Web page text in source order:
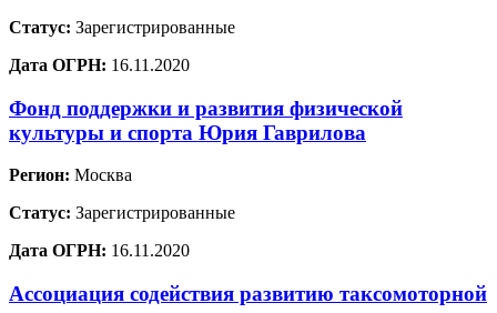
Статус: Зарегистрированные
Дата ОГРН: 16.11.2020
Фонд поддержки и развития физической
культуры и спорта Юрия Гаврилова
Регион: Москва
Статус: Зарегистрированные
Дата ОГРН: 16.11.2020
Ассоциация содействия развитию таксомоторной